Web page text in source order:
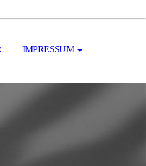
IMPRESSUM